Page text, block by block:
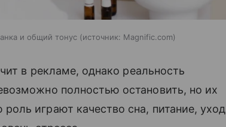
и общий тонус источник: Magnific.com
в рекламе, однако реальность
полностью остановить, но их
играют качество сна, питание, уход